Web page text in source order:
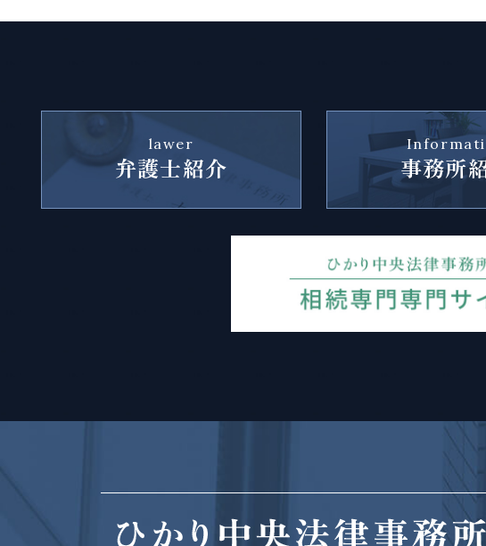
lawer
弁護士紹介 事務所